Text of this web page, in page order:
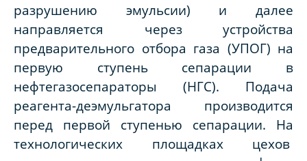
разрушению эмульсии) и далее
направляется через устройства
предварительного отбора газа (УПОГ) на
первую ступень сепарации в
нефтегазосепараторы (НГС). Подача
реагента-деэмульгатора производится
перед первой ступенью сепарации. На
технологических площадках цехов